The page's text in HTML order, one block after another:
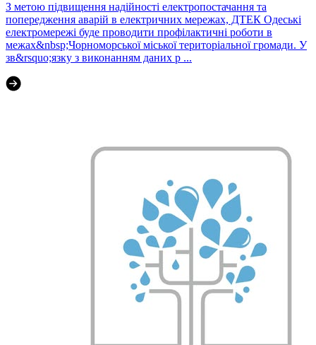
З метою підвищення надійності електропостачання та
попередження аварій в електричних мережах, ДТЕК Одеські
електромережі буде проводити профілактичні роботи в
межах&nbsp;Чорноморської міської територіальної громади. У
зв&rsquo;язку з виконанням даних р ...